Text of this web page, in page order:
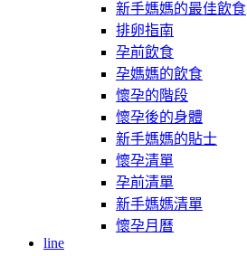
新手媽媽的最佳飲食
排卵指南
孕前飲食
孕媽媽的飲食
懷孕的階段
懷孕後的身體
新手媽媽的貼士
懷孕清單
孕前清單
新手媽媽清單
懷孕月曆
line